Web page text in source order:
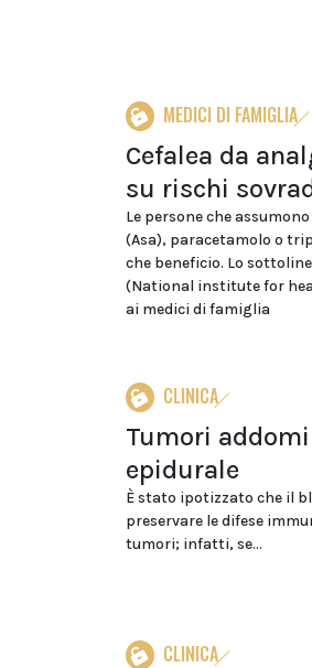
MEDICI DI FAMIGLIA
Cefalea da
su rischi
Le persone che
(Asa), paracetamolo o
che beneficio. Lo
(National institute for
ai medici di famiglia
CLINICA
Tumori
epidurale
È stato ipotizzato che il
preservare le difese
tumori; infatti, se...
CLINICA